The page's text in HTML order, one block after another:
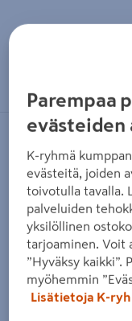
Aitatolppa
60x1800 NTR/
Tuotenumero
A-luokan pyöreä
kasvavien puiden
Parempaa
evästeiden
K-ryhmä
evästeitä, joiden
toivotulla tavalla.
palveluiden
yksilöllinen
tarjoaminen. Voit
”Hyväksy kaikki”.
myöhemmin
Lisätietoja K-